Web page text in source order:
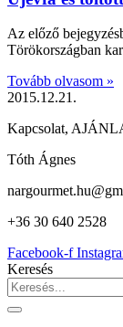
Az előző
Törökországban
Tovább olvasom »
2015.12.21.
Kapcsolat,
Tóth Ágnes
+36 30 640 2528
Facebook-f
Keresés